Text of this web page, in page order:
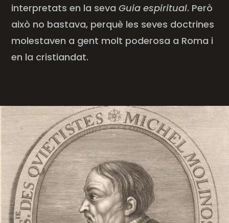
interpretats en la sevaGuia espiritual. Però
això no bastava, perquè les seves doctrines
molestaven a gent molt poderosa a Roma i
en la cristiandat.